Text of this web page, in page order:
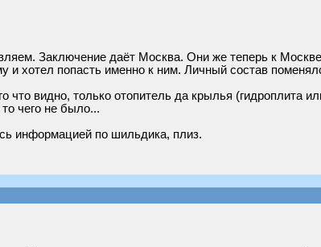
Заключение даёт Москва. Они же теперь к
и хотел попасть именно к ним. Личный состав
что видно, только отопитель да крылья (гидроплита
чего не было...
информацией по шильдика, плиз.